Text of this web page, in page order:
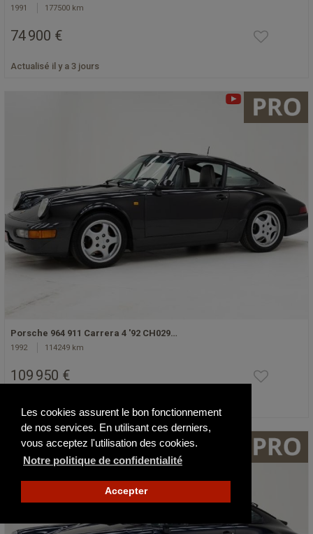
Les cookies assurent le bon fonctionnement
de nos services. En utilisant ces derniers,
vous acceptez l'utilisation des cookies.
Notre politique de confidentialité
Accepter
1991 177500 km
74 900 €
Actualisé il y a 3 jours
Porsche 964 911 Carrera 4 '92 CH029…
1992 114249 km
109 950 €